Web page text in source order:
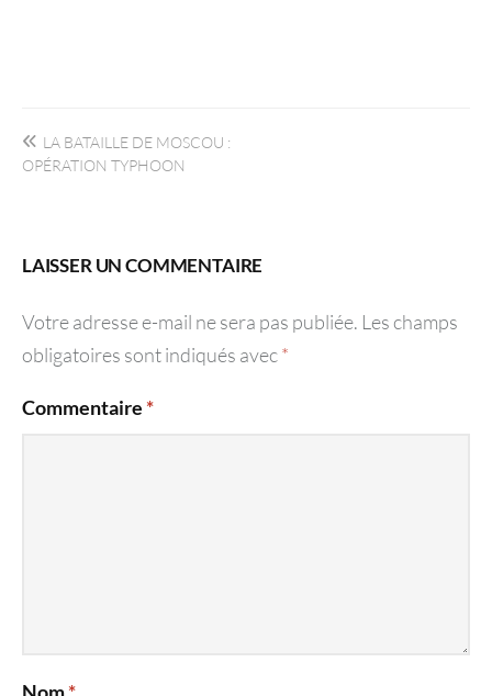
Navigation
deLA BATAILLE DE MOSCOU :
OPÉRATION TYPHOON
LAISSER UN COMMENTAIRE
Votre adresse e-mail ne sera pas publiée. Les champs
obligatoires sont indiqués avec*
Commentaire *